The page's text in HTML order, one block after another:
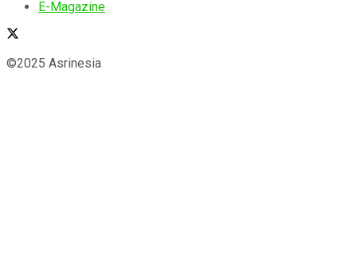
E-Magazine
©2025 Asrinesia